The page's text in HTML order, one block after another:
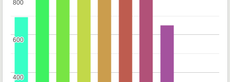
400
400
600
600
800
800